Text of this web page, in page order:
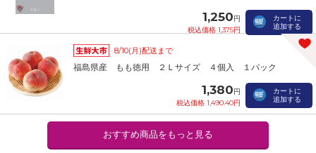
1,250円
税込価格 1,375円
カートに
追加する
8/10(月)配送まで
福島県産 もも徳用 ２Ｌサイズ ４個入 １パック
1,380円
税込価格 1,490.40円
カートに
追加する
おすすめ商品をもっと見る